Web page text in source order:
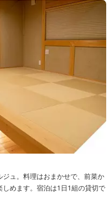
ュ。料理はおまかせで、前菜か
めます。宿泊は1日1組の貸切で